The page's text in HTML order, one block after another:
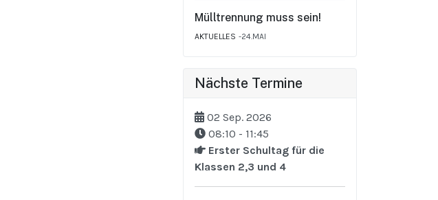
Mülltrennung muss sein!
AKTUELLES 24.MAI
Nächste Termine
02 Sep. 2026
08:10 - 11:45
Erster Schultag für die
Klassen 2,3 und 4